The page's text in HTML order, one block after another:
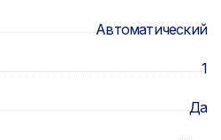
Автоматический
1
Да